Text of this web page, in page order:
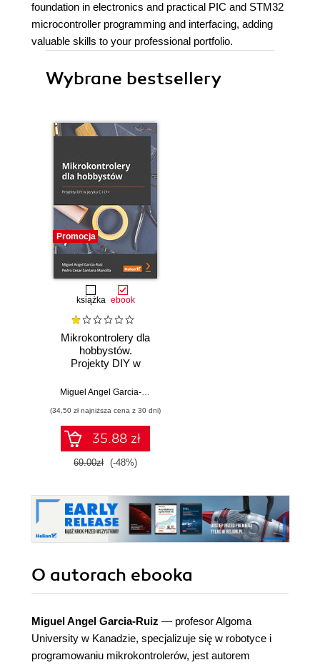
foundation in electronics and practical PIC and STM32
microcontroller programming and interfacing, adding
valuable skills to your professional portfolio.
Wybrane bestsellery
Promocja
książka ebook
Mikrokontrolery dla
hobbystów.
Projekty DIY w
Miguel Angel Garcia-Ruiz
(34,50 zł najniższa cena z 30 dni)
35.88 zł
69.00zł (-48%)
O autorach ebooka
Miguel Angel Garcia-Ruiz — profesor Algoma
University w Kanadzie, specjalizuje się w robotyce i
programowaniu mikrokontrolerów, jest autorem